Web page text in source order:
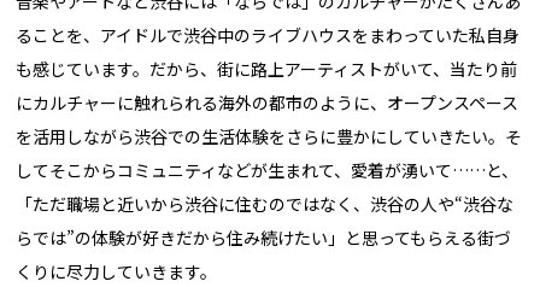
ることを、アイドルで渋谷中のライブハウスをまわっていた私自身
も感じています。だから、街に路上アーティストがいて、当たり前
にカルチャーに触れられる海外の都市のように、オープンスペース
を活用しながら渋谷での生活体験をさらに豊かにしていきたい。そ
してそこからコミュニティなどが生まれて、愛着が湧いて……と、
「ただ職場と近いから渋谷に住むのではなく、渋谷の人や“渋谷な
らでは”の体験が好きだから住み続けたい」と思ってもらえる街づ
くりに尽力していきます。